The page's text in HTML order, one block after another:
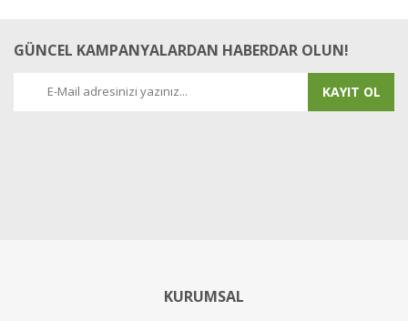
GÜNCEL KAMPANYALARDAN HABERDAR OLUN!
KAYIT OL
KURUMSAL